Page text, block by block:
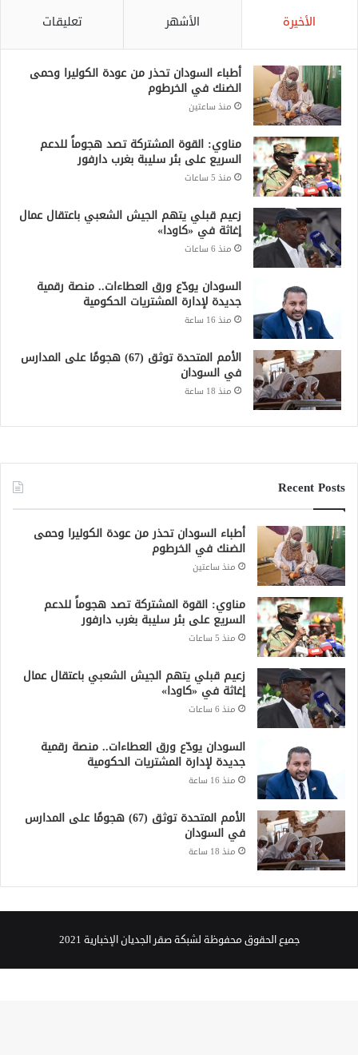
الأخيرة الأشهر تعليقات
أطباء السودان تحذر من عودة الكوليرا وحمى
الضنك في الخرطوم
منذ ساعتين
مناوي: القوة المشتركة تصد هجوماً للدعم
السريع على بئر سليبة بغرب دارفور
منذ 5 ساعات
زعيم قبلي يتهم الجيش الشعبي باعتقال عمال
إغاثة في «كاودا»
منذ 6 ساعات
السودان يودّع ورق العطاءات.. منصة رقمية
جديدة لإدارة المشتريات الحكومية
منذ 16 ساعة
الأمم المتحدة توثق (67) هجومًا على المدارس
في السودان
منذ 18 ساعة
Recent Posts
أطباء السودان تحذر من عودة الكوليرا وحمى
الضنك في الخرطوم
منذ ساعتين
مناوي: القوة المشتركة تصد هجوماً للدعم
السريع على بئر سليبة بغرب دارفور
منذ 5 ساعات
زعيم قبلي يتهم الجيش الشعبي باعتقال عمال
إغاثة في «كاودا»
منذ 6 ساعات
السودان يودّع ورق العطاءات.. منصة رقمية
جديدة لإدارة المشتريات الحكومية
منذ 16 ساعة
الأمم المتحدة توثق (67) هجومًا على المدارس
في السودان
منذ 18 ساعة
جميع الحقوق محفوظة لشبكة صقر الجديان الإخبارية 2021